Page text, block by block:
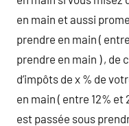
en main et aussi
prendre en main (
prendre en main ) , de
d’impôts de x % de
en main ( entre 12% et
est passée sous